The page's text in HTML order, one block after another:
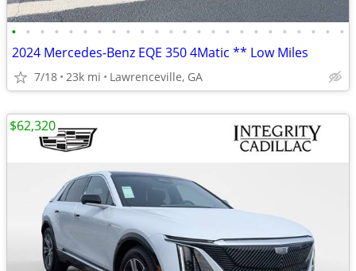
• • • • • • • • • • • • • • • • • • • • • • • •
2024 Mercedes-Benz EQE 350 4Matic ** Low Miles
7/18 23k mi Lawrenceville, GA
$62,320